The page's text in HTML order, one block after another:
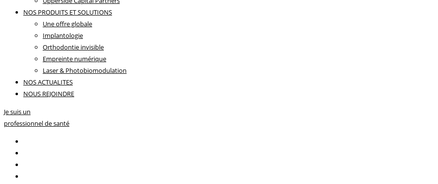
NOS PRODUITS ET SOLUTIONS
Une offre globale
Implantologie
Orthodontie invisible
Empreinte numérique
Laser & Photobiomodulation
NOS ACTUALITES
NOUS REJOINDRE
Je suis un
professionnel de santé